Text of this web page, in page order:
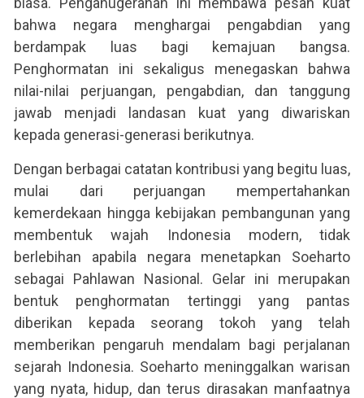
bahwa negara menghargai pengabdian yang
berdampak luas bagi kemajuan bangsa.
Penghormatan ini sekaligus menegaskan bahwa
nilai-nilai perjuangan, pengabdian, dan tanggung
jawab menjadi landasan kuat yang diwariskan
kepada generasi-generasi berikutnya.
Dengan berbagai catatan kontribusi yang begitu luas,
mulai dari perjuangan mempertahankan
kemerdekaan hingga kebijakan pembangunan yang
membentuk wajah Indonesia modern, tidak
berlebihan apabila negara menetapkan Soeharto
sebagai Pahlawan Nasional. Gelar ini merupakan
bentuk penghormatan tertinggi yang pantas
diberikan kepada seorang tokoh yang telah
memberikan pengaruh mendalam bagi perjalanan
sejarah Indonesia. Soeharto meninggalkan warisan
yang nyata, hidup, dan terus dirasakan manfaatnya